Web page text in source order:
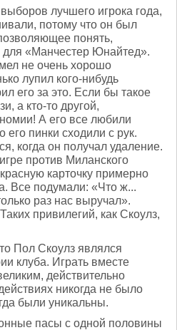
лучшего игрока года,
потому что он был
понять,
для «Манчестер Юнайтед».
не очень хорошо
лупил кого-нибудь
его за это. Если бы такое
а кто-то другой,
А его все любили
его пинки сходили с рук.
когда он получал удаление.
против Миланского
карточку примерно
Все подумали: «Что ж...
раз нас выручал».
привилегий, как Скоулз,
Пол Скоулз являлся
клуба. Играть вместе
действительно
никогда не было
были уникальны.
пасы с одной половины